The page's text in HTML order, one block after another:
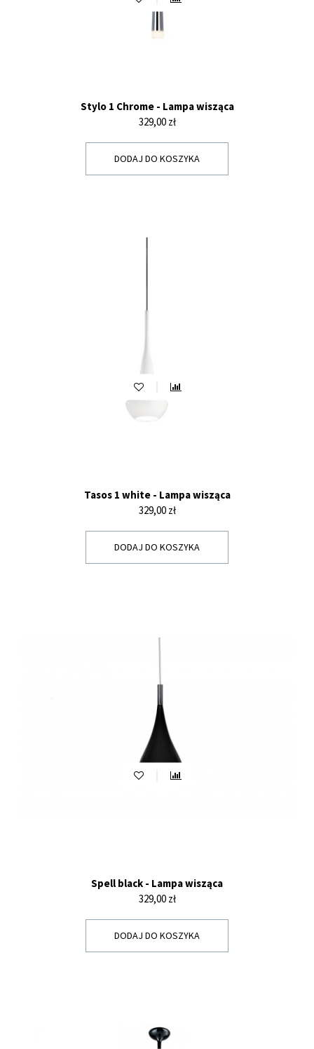
Stylo 1 Chrome - Lampa wisząca
Cena
329,00 zł
DODAJ DO KOSZYKA
Tasos 1 white - Lampa wisząca
Cena
329,00 zł
DODAJ DO KOSZYKA
Spell black - Lampa wisząca
Cena
329,00 zł
DODAJ DO KOSZYKA